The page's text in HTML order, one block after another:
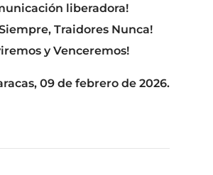
liberadora!
Siempre, Traidores Nunca!
y Venceremos!
09 de febrero de 2026.